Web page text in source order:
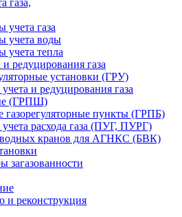
учета газа
учета воды
учета тепла
редуцирования газа
установки (ГРУ)
и редуцирования газа
(ГРПШ)
газорегуляторные пункты (ГРПБ)
расхода газа (ПУГ, ПУРГ)
кранов для АГНКС (БВК)
загазованности
и реконструкция